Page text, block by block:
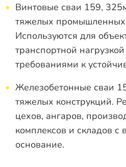
Винтовые сваи 159,
тяжелых промышленных
Используются для
транспортной
требованиями к
Железобетонные сваи
тяжелых конструкций.
цехов, ангаров,
комплексов и складов с
основание.